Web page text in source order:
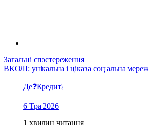
Загальні спостереження
ВКОЛІ: унікальна і цікава соціальна
Де❓Кредит❕
6 Тра 2026
1 хвилин читання